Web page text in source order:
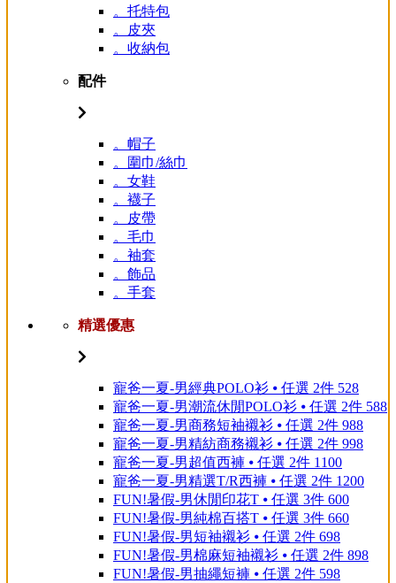
。托特包
。皮夾
。收納包
配件
。帽子
。圍巾/絲巾
。女鞋
。襪子
。皮帶
。毛巾
。袖套
。飾品
。手套
精選優惠
寵爸一夏-男經典POLO衫 ⦁ 任選 2件 528
寵爸一夏-男潮流休閒POLO衫 ⦁ 任選 2件 588
寵爸一夏-男商務短袖襯衫 ⦁ 任選 2件 988
寵爸一夏-男精紡商務襯衫 ⦁ 任選 2件 998
寵爸一夏-男超值西褲 ⦁ 任選 2件 1100
寵爸一夏-男精選T/R西褲 ⦁ 任選 2件 1200
FUN!暑假-男休閒印花T ⦁ 任選 3件 600
FUN!暑假-男純棉百搭T ⦁ 任選 3件 660
FUN!暑假-男短袖襯衫 ⦁ 任選 2件 698
FUN!暑假-男棉麻短袖襯衫 ⦁ 任選 2件 898
FUN!暑假-男抽繩短褲 ⦁ 任選 2件 598